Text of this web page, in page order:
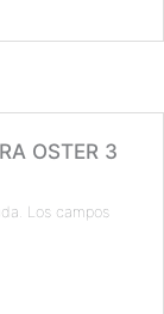
OSTER 3
Los campos